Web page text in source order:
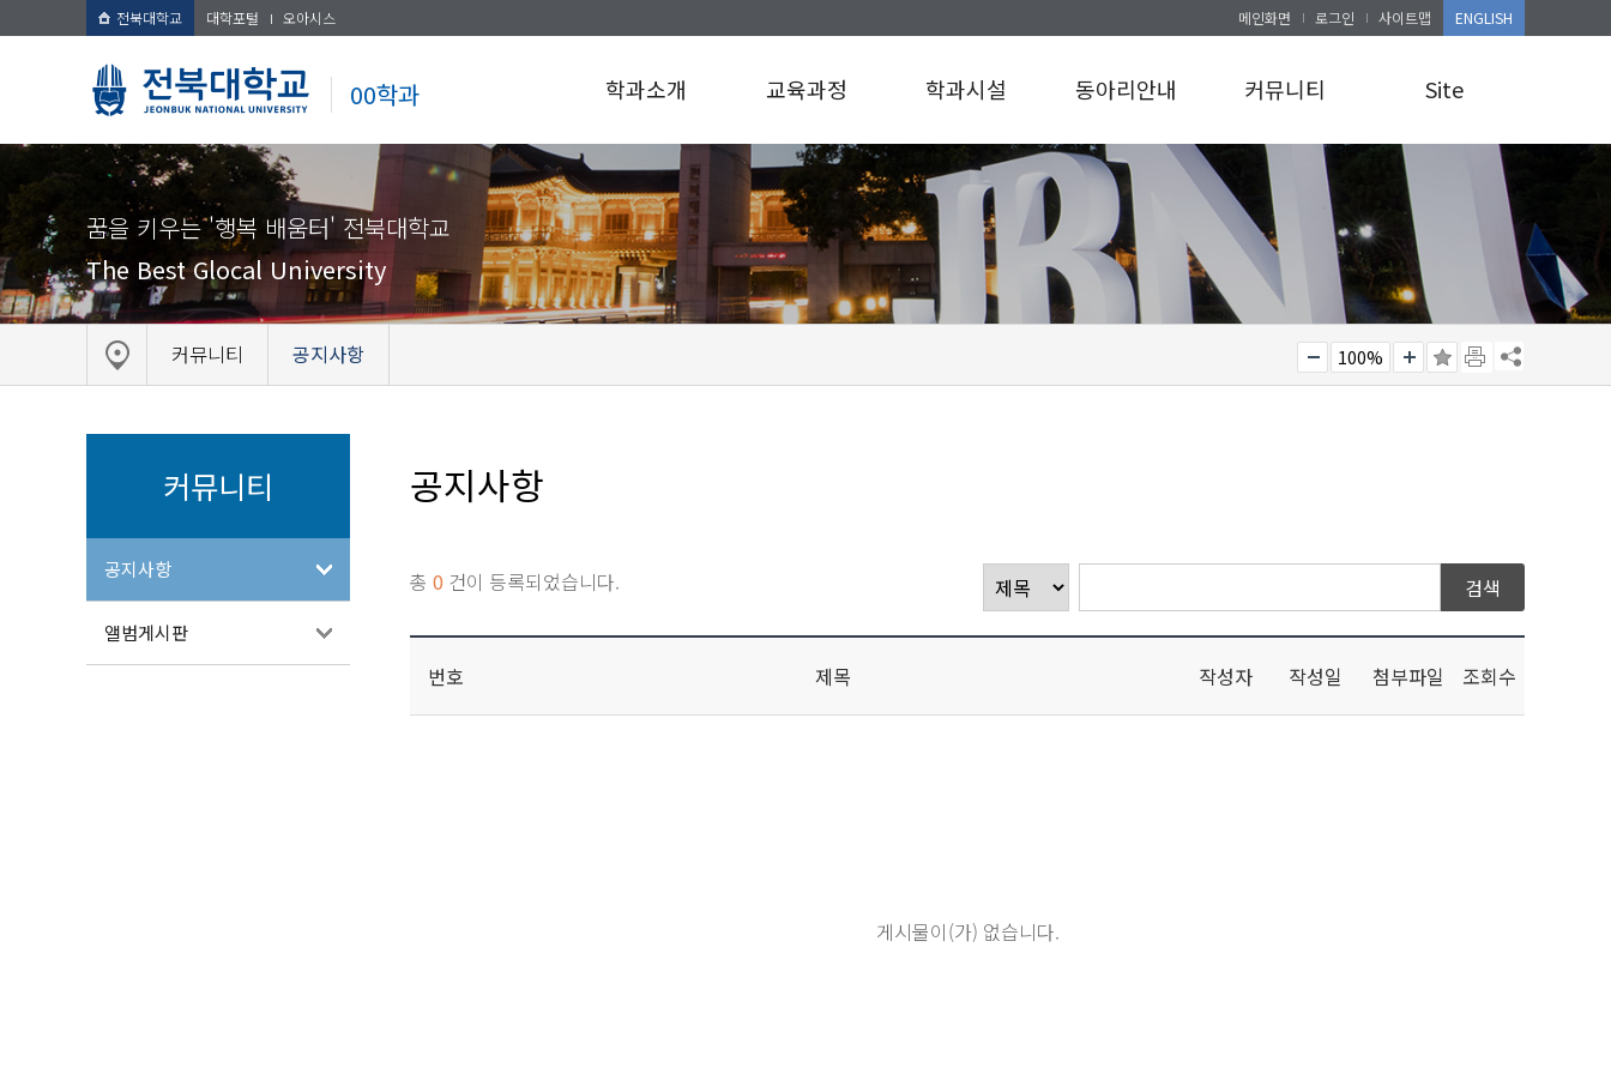
전북대학교 대학포털 오아시스
00학과
메인화면 로그인 사이트맵 ENGLISH
학과소개
인사말
연혁
규정/지침
찾아오시는길
교육과정
교육과정
학과시설
학과시설
동아리안내
동아리안내
커뮤니티
공지사항
앨범게시판
Site
로그인
사이트맵
꿈을 키우는 '행복 배움터' 전북대학교
The Best Glocal University
커뮤니티 공지사항 100%
커뮤니티
공지사항
앨범게시판
공지사항
총 0 건이 등록되었습니다.
번호 제목 작성자 작성일 첨부파일 조회수
게시물이(가) 없습니다.